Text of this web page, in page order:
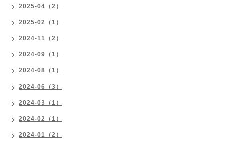
2025-04（2）
2025-02（1）
2024-11（2）
2024-09（1）
2024-08（1）
2024-06（3）
2024-03（1）
2024-02（1）
2024-01（2）